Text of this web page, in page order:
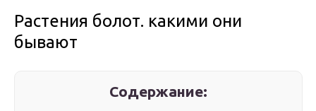
Растения болот. какими они
бывают
Содержание: